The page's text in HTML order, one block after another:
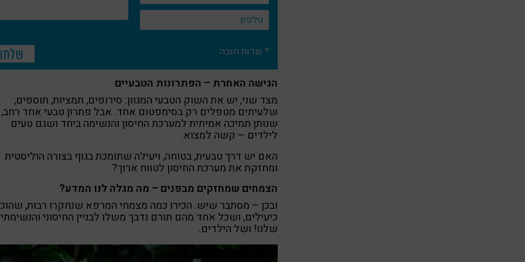
* שדות חובה
הגישה האחרת – הפתרונות הטבעיים
מצד שני, יש את השוק הטבעי המגוון: סירופים, תמציות, תוספים,
שלעיתים מטפלים רק בסימפטום אחד. אבל פתרון טבעי אחד רחב,
שנותן תמיכה אמיתית למערכת החיסון והנשימה ביחד ושגם טעים
לילדים – קשה למצוא.
האם יש דרך טבעית, בטוחה, ויעילה שתומכת בגוף בצורה הוליסטית
ומחזקת את מערכת החיסון לטווח ארוך?
הצמחים שמחזקים מבפנים – מה מגלה לנו המדע?
ובכן – מסתבר שיש. הכירו כמה מצמחי המרפא שנחקרו רבות,
כיעילים, ושכל אחד מהם תורם נדבך משלו לבניין החיסוני והנשימתי
שלנו! ושל הילדים.